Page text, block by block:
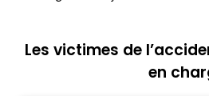
Les victimes de
en